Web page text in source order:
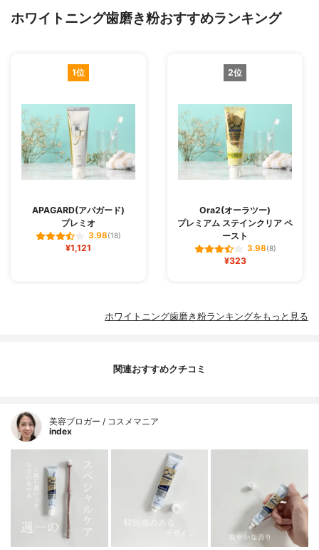
ホワイトニング歯磨き粉おすすめランキング
1位
APAGARD(アパガード)
プレミオ
3.98(18)
¥1,121
2位
Ora2(オーラツー)
プレミアム ステインクリア ペ
ースト
3.98(8)
¥323
ホワイトニング歯磨き粉ランキングをもっと見る
関連おすすめクチコミ
美容ブロガー / コスメマニア
index